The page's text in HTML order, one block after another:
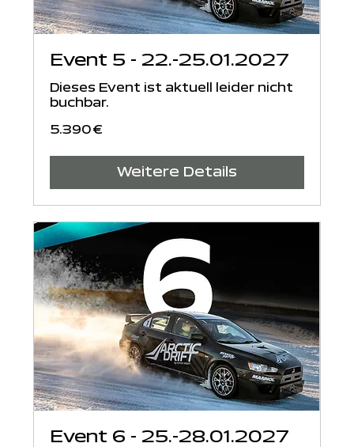
Event 5 - 22.-25.01.2027
Dieses Event ist aktuell leider nicht
buchbar.
5.390
Euro
5.390 €
Weitere Details
Event 6 - 25.-28.01.2027